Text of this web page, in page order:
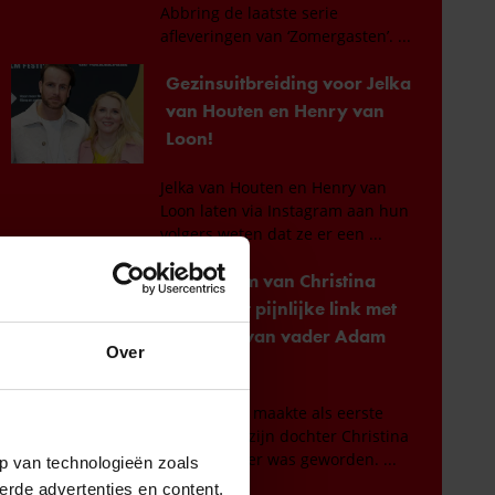
Over
van technologieën zoals
advertenties en content,